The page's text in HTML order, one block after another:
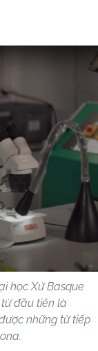
học Xứ Basque
đầu tiên là
những từ tiếp